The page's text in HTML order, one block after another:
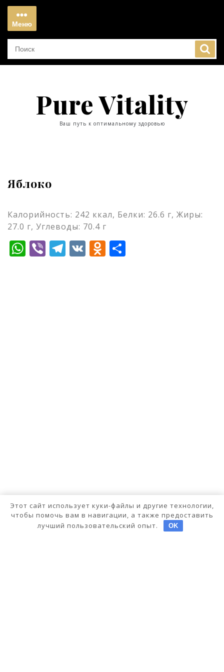
Перейти
содержимому
Меню
Меню
Pure Vitality
Ваш путь к оптимальному здоровью
Яблоко
Калорийность: 242 ккал, Белки: 26.6 г, Жиры:
27.0 г, Углеводы: 70.4 г
WhatsApp
ViberTelegram
VKOdnoklassniki
Этот сайт использует куки-файлы и другие технологии,
чтобы помочь вам в навигации, а также предоставить
лучший пользовательский опыт.
OK